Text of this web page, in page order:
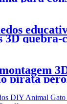
série ZC-
3D quebra-
modelo
pirata